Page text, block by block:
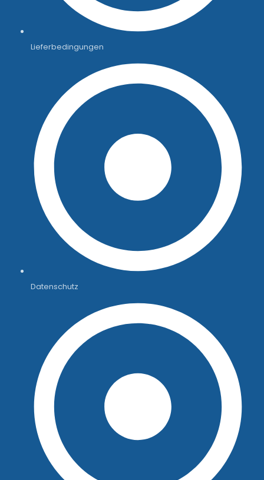
Lieferbedingungen
Datenschutz